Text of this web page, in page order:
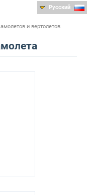
и вертолетов
Русский